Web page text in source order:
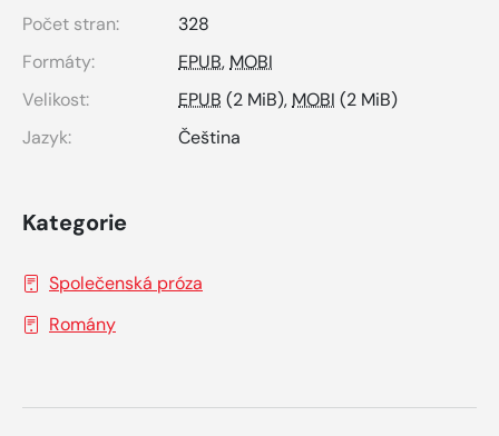
Počet stran:
328
Formáty:
EPUB,MOBI
Velikost:
EPUB (2 MiB),MOBI (2 MiB)
Jazyk:
Čeština
Kategorie
Společenská próza
Romány